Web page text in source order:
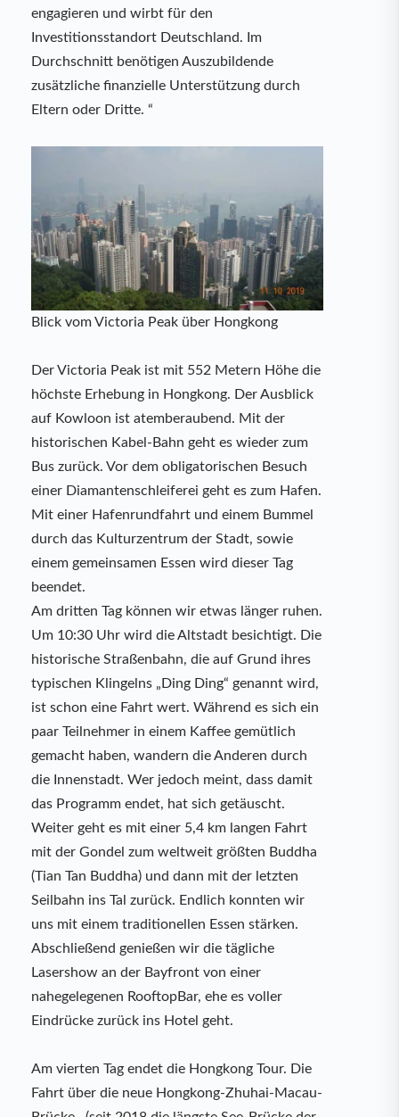
engagieren und wirbt für den
Investitionsstandort Deutschland. Im
Durchschnitt benötigen Auszubildende
zusätzliche finanzielle Unterstützung durch
Eltern oder Dritte. “
Blick vom Victoria Peak über Hongkong
Der Victoria Peak ist mit 552 Metern Höhe die
höchste Erhebung in Hongkong. Der Ausblick
auf Kowloon ist atemberaubend. Mit der
historischen Kabel-Bahn geht es wieder zum
Bus zurück. Vor dem obligatorischen Besuch
einer Diamantenschleiferei geht es zum Hafen.
Mit einer Hafenrundfahrt und einem Bummel
durch das Kulturzentrum der Stadt, sowie
einem gemeinsamen Essen wird dieser Tag
beendet.
Am dritten Tag können wir etwas länger ruhen.
Um 10:30 Uhr wird die Altstadt besichtigt. Die
historische Straßenbahn, die auf Grund ihres
typischen Klingelns „Ding Ding“ genannt wird,
ist schon eine Fahrt wert. Während es sich ein
paar Teilnehmer in einem Kaffee gemütlich
gemacht haben, wandern die Anderen durch
die Innenstadt. Wer jedoch meint, dass damit
das Programm endet, hat sich getäuscht.
Weiter geht es mit einer 5,4 km langen Fahrt
mit der Gondel zum weltweit größten Buddha
(Tian Tan Buddha) und dann mit der letzten
Seilbahn ins Tal zurück. Endlich konnten wir
uns mit einem traditionellen Essen stärken.
Abschließend genießen wir die tägliche
Lasershow an der Bayfront von einer
nahegelegenen RooftopBar, ehe es voller
Eindrücke zurück ins Hotel geht.
Am vierten Tag endet die Hongkong Tour. Die
Fahrt über die neue Hongkong-Zhuhai-Macau-